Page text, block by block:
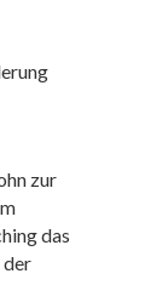
zur
das